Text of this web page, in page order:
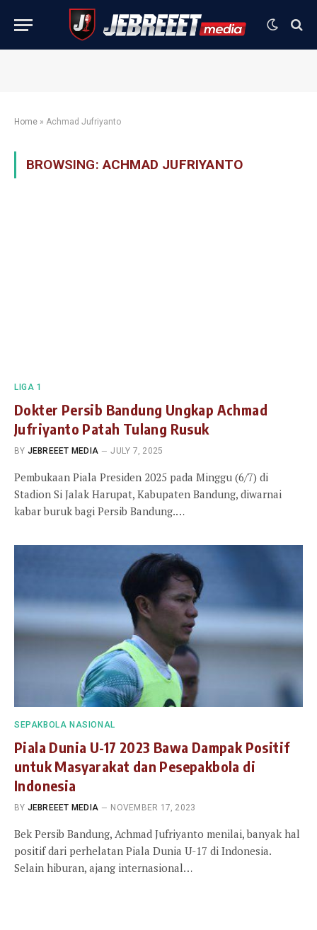
Home » Achmad Jufriyanto
BROWSING:ACHMAD JUFRIYANTO
LIGA 1
Dokter Persib Bandung Ungkap Achmad
Jufriyanto Patah Tulang Rusuk
BY JEBREEET MEDIA JULY 7, 2025
Pembukaan Piala Presiden 2025 pada Minggu (6/7) di
Stadion Si Jalak Harupat, Kabupaten Bandung, diwarnai
kabar buruk bagi Persib Bandung.…
SEPAKBOLA NASIONAL
Piala Dunia U-17 2023 Bawa Dampak Positif
untuk Masyarakat dan Pesepakbola di
Indonesia
BY JEBREEET MEDIA NOVEMBER 17, 2023
Bek Persib Bandung, Achmad Jufriyanto menilai, banyak hal
positif dari perhelatan Piala Dunia U-17 di Indonesia.
Selain hiburan, ajang internasional…